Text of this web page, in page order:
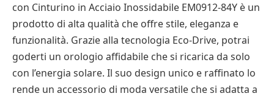
con Cinturino in Acciaio Inossidabile EM0912-84Y è un
prodotto di alta qualità che offre stile, eleganza e
funzionalità. Grazie alla tecnologia Eco-Drive, potrai
goderti un orologio affidabile che si ricarica da solo
con l’energia solare. Il suo design unico e raffinato lo
rende un accessorio di moda versatile che si adatta a